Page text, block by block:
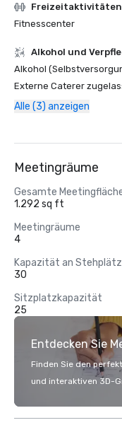
Freizeitaktivitäten
Fitnesscenter
‪Alkohol‬ und
Alkohol
Externe Caterer
Alle (3) anzeigen
Meetingräume
Gesamte
1.292 sq ft
Meetingräume
4
Kapazität an
30
Sitzplatzkapazität
25
Entdecken Sie
Finden Sie den
und interaktiven 3D-